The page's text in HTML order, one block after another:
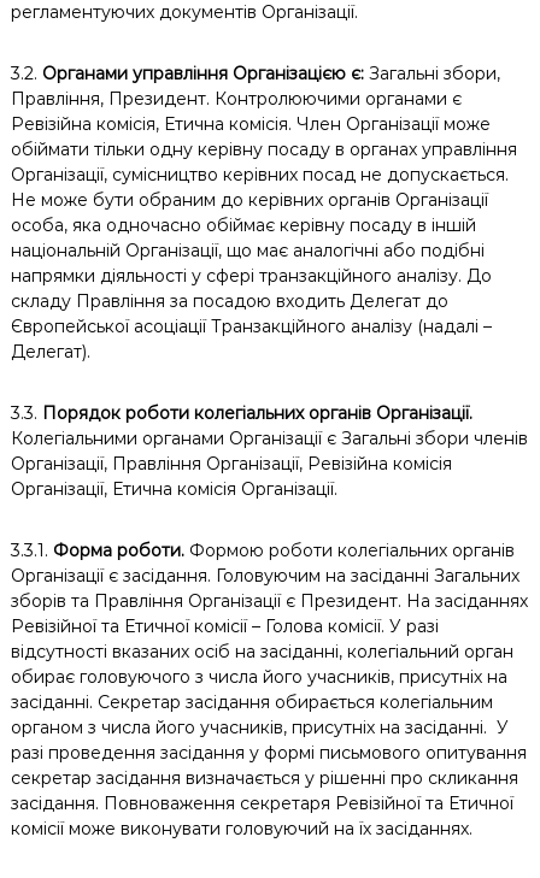
регламентуючих документів Організації.
3.2. Органами управління Організацією є: Загальні збори,
Правління, Президент. Контролюючими органами є
Ревізійна комісія, Етична комісія. Член Організації може
обіймати тільки одну керівну посаду в органах управління
Організації, сумісництво керівних посад не допускається.
Не може бути обраним до керівних органів Організації
особа, яка одночасно обіймає керівну посаду в іншій
національній Організації, що має аналогічні або подібні
напрямки діяльності у сфері транзакційного аналізу. До
складу Правління за посадою входить Делегат до
Європейської асоціації Транзакційного аналізу (надалі –
Делегат).
3.3. Порядок роботи колегіальних органів Організації.
Колегіальними органами Організації є Загальні збори членів
Організації, Правління Організації, Ревізійна комісія
Організації, Етична комісія Організації.
3.3.1. Форма роботи.Формою роботи колегіальних органів
Організації є засідання. Головуючим на засіданні Загальних
зборів та Правління Організації є Президент. На засіданнях
Ревізійної та Етичної комісії – Голова комісії. У разі
відсутності вказаних осіб на засіданні, колегіальний орган
обирає головуючого з числа його учасників, присутніх на
засіданні. Секретар засідання обирається колегіальним
органом з числа його учасників, присутніх на засіданні. У
разі проведення засідання у формі письмового опитування
секретар засідання визначається у рішенні про скликання
засідання. Повноваження секретаря Ревізійної та Етичної
комісії може виконувати головуючий на їх засіданнях.